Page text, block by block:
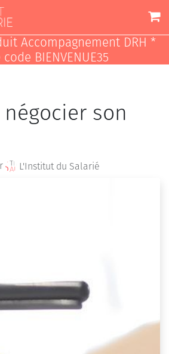
Accompagnement DRH *
BIENVENUE35
son
L'Institut du Salarié